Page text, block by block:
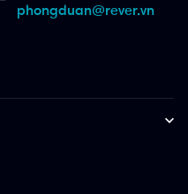
phongduan@rever.vn